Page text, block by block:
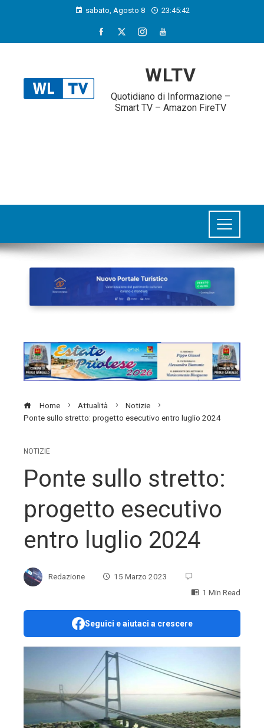
sabato, Agosto 8 23:45:43
WLTV
Quotidiano di Informazione –
Smart TV – Amazon FireTV
Home Attualità
Notizie
Ponte sullo stretto: progetto esecutivo entro luglio 2024
NOTIZIE
Ponte sullo stretto:
progetto esecutivo
entro luglio 2024
Redazione
15 Marzo 2023
1 Min Read
Seguici e aiutaci a crescere